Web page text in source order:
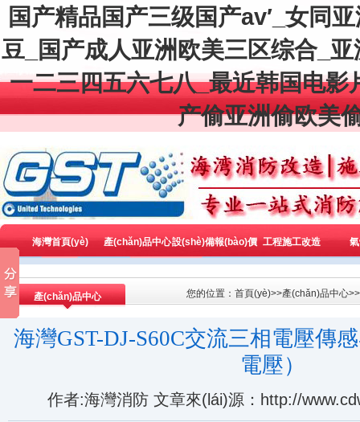
国产精品国产三级国产av′_女同
豆_国产成人亚洲欧美三区综合_
一二三四五六七八_最近韩国电影
产偷亚洲偷欧美
海灣首頁(yè) 產(chǎn)品中心設(shè)備報(bào)價 工程施工改造
產(chǎn)品中心 您的位置： 首頁(yè)>>產(chǎn)品中心>>
海灣GST-DJ-S60C交流三相電壓傳
電壓）
作者:海灣消防 文章來(lái)源：http://